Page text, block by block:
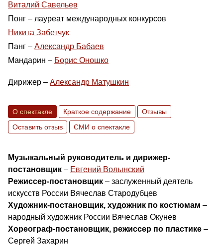
Виталий Савельев
Понг – лауреат международных конкурсов
Никита Забетчук
Панг – Александр Бабаев
Мандарин – Борис Оношко
Дирижер – Александр Матушкин
О спектакле Краткое содержание
Отзывы
Оставить отзыв
СМИ о спектакле
Музыкальный руководитель и дирижер-
постановщик – Евгений Волынский
Режиссер-постановщик – заслуженный деятель
искусств России Вячеслав Стародубцев
Художник-постановщик, художник по костюмам –
народный художник России Вячеслав Окунев
Хореограф-постановщик, режиссер по пластике –
Сергей Захарин